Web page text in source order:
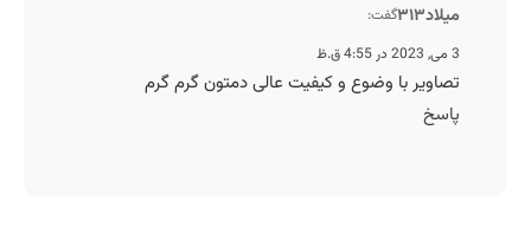
میلاد۳۱۳
گفت:
3 می, 2023 در 4:55 ق.ظ
تصاویر با وضوع و کیفیت عالی دمتون گرم گرم
پاسخ